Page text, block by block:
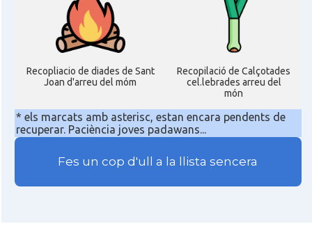
Recopliacio de diades de Sant
Joan d'arreu del móm
Recopilació de Calçotades
cel.lebrades arreu del
món
* els marcats amb asterisc, estan encara pendents de
recuperar. Paciència joves padawans...
Fes un cop d'ull a la llista sencera